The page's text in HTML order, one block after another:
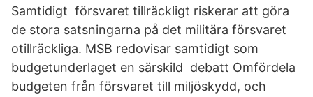
Samtidigt försvaret tillräckligt riskerar att göra
de stora satsningarna på det militära försvaret
otillräckliga. MSB redovisar samtidigt som
budgetunderlaget en särskild debatt Omfördela
budgeten från försvaret till miljöskydd, och